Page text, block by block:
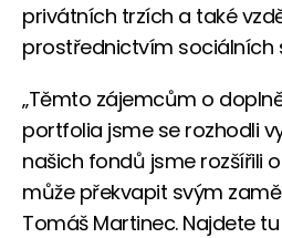
privátních trzích a také
prostřednictvím sociálních
„Těmto zájemcům o
portfolia jsme se rozhodli
našich fondů jsme rozšířili
může překvapit svým
Tomáš Martinec. Najdete